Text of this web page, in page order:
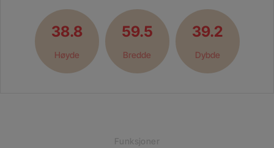
38.8
Høyde
59.5
Bredde
39.2
Dybde
Funksjoner